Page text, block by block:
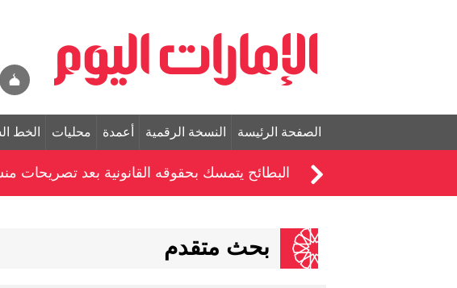
الصفحة الرئيسة النسخة الرقمية أعمدة محليات الخط
البطائح يتمسك بحقوقه القانونية بعد تصريحات
بحث متقدم